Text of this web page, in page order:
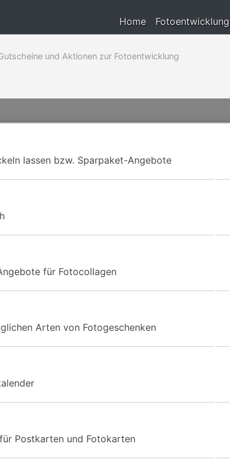
Home Fotoentwicklung
und Aktionen zur Fotoentwicklung
lassen bzw. Sparpaket-Angebote
für Fotocollagen
Arten von Fotogeschenken
Postkarten und Fotokarten